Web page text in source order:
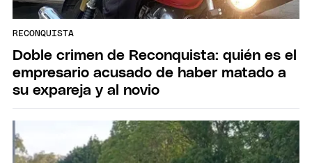
RECONQUISTA
Doble crimen de Reconquista: quién es el
empresario acusado de haber matado a
su expareja y al novio